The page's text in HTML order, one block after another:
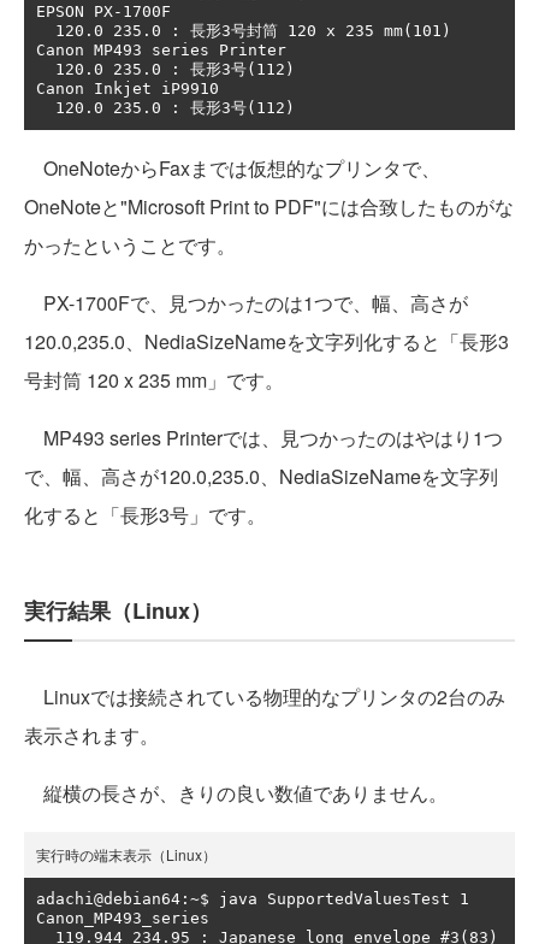
EPSON PX-1700F
Canon MP493 series Printer
Canon Inkjet iP9910
OneNoteからFaxまでは仮想的なプリンタで、
OneNoteと"Microsoft Print to PDF"には合致したものがな
かったということです。
PX-1700Fで、見つかったのは1つで、幅、高さが
120.0,235.0、NediaSizeNameを文字列化すると「長形3
号封筒 120 x 235 mm」です。
MP493 series Printerでは、見つかったのはやはり1つ
で、幅、高さが120.0,235.0、NediaSizeNameを文字列
化すると「長形3号」です。
実行結果（Linux）
Linuxでは接続されている物理的なプリンタの2台のみ
表示されます。
縦横の長さが、きりの良い数値でありません。
実行時の端末表示（Linux）
adachi@debian64:~$ java SupportedValuesTest 1
Canon_MP493_series